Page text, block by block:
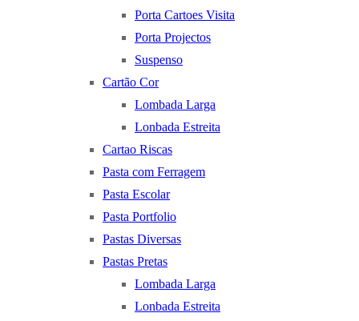
Porta Cartoes Visita
Porta Projectos
Suspenso
Cartão Cor
Lombada Larga
Lonbada Estreita
Cartao Riscas
Pasta com Ferragem
Pasta Escolar
Pasta Portfolio
Pastas Diversas
Pastas Pretas
Lombada Larga
Lonbada Estreita